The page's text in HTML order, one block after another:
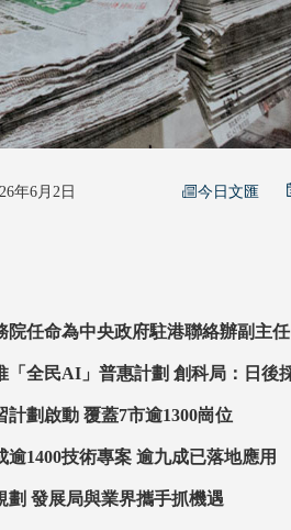
年6月2日 今日文匯
院任命為中央政府駐港聯絡辦副主任
普惠計劃 創科局：日後採分層協作
港青灣區實習計劃啟動 覆蓋7市逾1300崗位
生產力局完成逾1400技術專案 逾九成已落地應用
交流港五年規劃 發展局與業界攜手抓機遇